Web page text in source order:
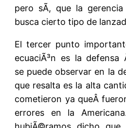
pero sÃ­, que la
busca cierto tipo de
El tercer punto
ecuaciÃ³n es la defensa
se puede observar en la
que resalta es la alta
cometieron ya queÂ
errores en la